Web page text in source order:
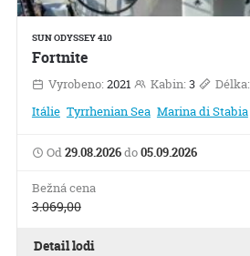
SUN ODYSSEY 410
Fortnite
Vyrobeno: 2021 Kabin: 3 Délka:
Itálie Tyrrhenian Sea Marina di Stabia
Od29.08.2026do05.09.2026
Bežná cena
3.069,00
Detail lodi